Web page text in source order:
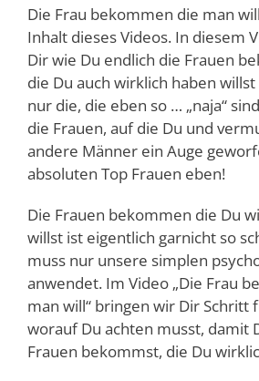
Die Frau bekommen die man
Inhalt dieses Videos. In diesem
Dir wie Du endlich die Frauen
die Du auch wirklich haben
nur die, die eben so … „naja“
die Frauen, auf die Du und
andere Männer ein Auge
absoluten Top Frauen eben!
Die Frauen bekommen die Du
willst ist eigentlich garnicht so
muss nur unsere simplen
anwendet. Im Video „Die Frau
man will“ bringen wir Dir Schritt
worauf Du achten musst, damit
Frauen bekommst, die Du